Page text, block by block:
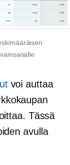
voi auttaa
Tässä
avulla